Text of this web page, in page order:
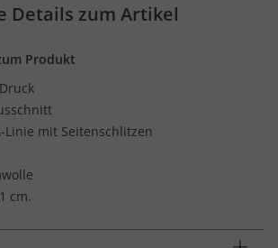
Details zum Artikel
Produkt
Linie mit Seitenschlitzen
cm.